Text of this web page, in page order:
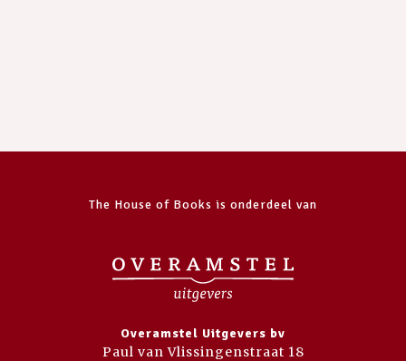
The House of Books is onderdeel van
Overamstel Uitgevers bv
Paul van Vlissingenstraat 18